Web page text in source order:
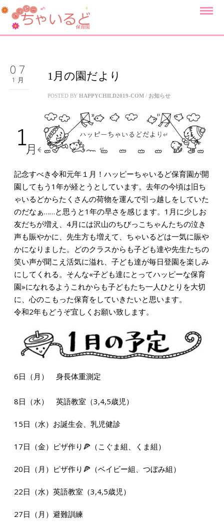
07
1月 1月の園だより
POSTED BY HAPPYCHILD2019-COM/ お知らせ
記念すべき令和元年１月！ハッピーちゃいるど保育園が開
園してもう1年が経とうとしています。去年の今頃は旧ち
ゃいるどからたくさんの荷物を運んで引っ越しをしていた
のだなぁ……と思うと1年の早さを感じます。1月に少しお
友だちが増え、4月には沢山のちびっこちゃんたちの泣き
声も賑やかに、先生方も増えて、ちゃいるどは一気に賑や
かになりました。どのクラスからも子ども達や先生たちの
笑い声が聞こえ活気に溢れ、子ども達が毎日登園を楽しみ
にしてくれる。そんな«子ども達にとってハッピーな保育
園»になれるようこれからも子どもたち一人ひとりを大切
に、心のこもった保育をしていきたいと思います。
令和2年もどうぞ宜しくお願い致します。
6日（月） 身長体重測定
8日（水） 英語教室（3,4,5歳児）
15日（水）お誕生会、乳児健診
17日（金）ピザ作り🍕（こぐま組、くま組）
20日（月）ピザ作り🍕（ベイビー組、つぼみ組）
22日（水）英語教室（3,4,5歳児）
27日（月）避難訓練